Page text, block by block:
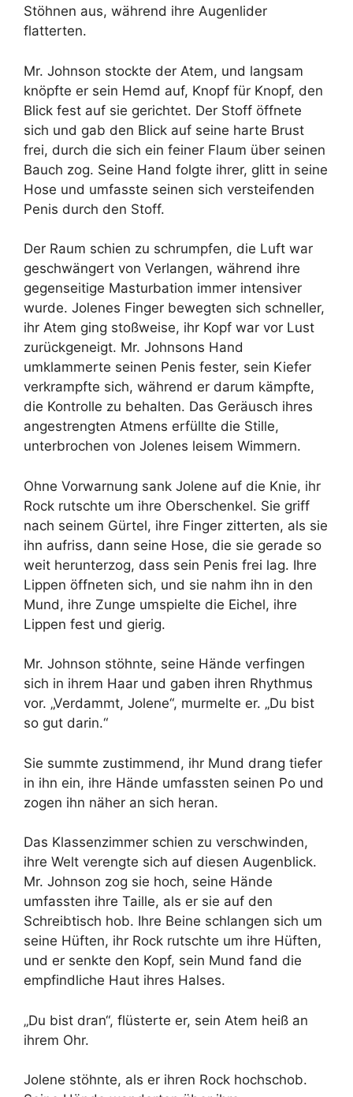
Stöhnen aus, während ihre Augenlider
flatterten.
Mr. Johnson stockte der Atem, und langsam
knöpfte er sein Hemd auf, Knopf für Knopf, den
Blick fest auf sie gerichtet. Der Stoff öffnete
sich und gab den Blick auf seine harte Brust
frei, durch die sich ein feiner Flaum über seinen
Bauch zog. Seine Hand folgte ihrer, glitt in seine
Hose und umfasste seinen sich versteifenden
Penis durch den Stoff.
Der Raum schien zu schrumpfen, die Luft war
geschwängert von Verlangen, während ihre
gegenseitige Masturbation immer intensiver
wurde. Jolenes Finger bewegten sich schneller,
ihr Atem ging stoßweise, ihr Kopf war vor Lust
zurückgeneigt. Mr. Johnsons Hand
umklammerte seinen Penis fester, sein Kiefer
verkrampfte sich, während er darum kämpfte,
die Kontrolle zu behalten. Das Geräusch ihres
angestrengten Atmens erfüllte die Stille,
unterbrochen von Jolenes leisem Wimmern.
Ohne Vorwarnung sank Jolene auf die Knie, ihr
Rock rutschte um ihre Oberschenkel. Sie griff
nach seinem Gürtel, ihre Finger zitterten, als sie
ihn aufriss, dann seine Hose, die sie gerade so
weit herunterzog, dass sein Penis frei lag. Ihre
Lippen öffneten sich, und sie nahm ihn in den
Mund, ihre Zunge umspielte die Eichel, ihre
Lippen fest und gierig.
Mr. Johnson stöhnte, seine Hände verfingen
sich in ihrem Haar und gaben ihren Rhythmus
vor. „Verdammt, Jolene“, murmelte er. „Du bist
so gut darin.“
Sie summte zustimmend, ihr Mund drang tiefer
in ihn ein, ihre Hände umfassten seinen Po und
zogen ihn näher an sich heran.
Das Klassenzimmer schien zu verschwinden,
ihre Welt verengte sich auf diesen Augenblick.
Mr. Johnson zog sie hoch, seine Hände
umfassten ihre Taille, als er sie auf den
Schreibtisch hob. Ihre Beine schlangen sich um
seine Hüften, ihr Rock rutschte um ihre Hüften,
und er senkte den Kopf, sein Mund fand die
empfindliche Haut ihres Halses.
„Du bist dran“, flüsterte er, sein Atem heiß an
ihrem Ohr.
Jolene stöhnte, als er ihren Rock hochschob.